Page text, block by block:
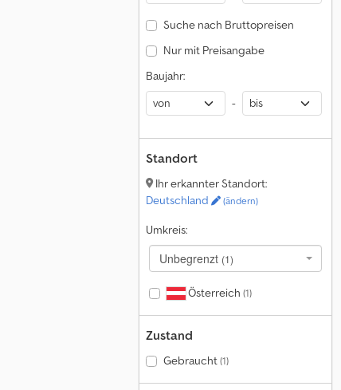
Suche nach Bruttopreisen
Nur mit Preisangabe
Baujahr:
-
Standort
Ihr erkannter Standort:
Deutschland
(ändern)
Umkreis:
Unbegrenzt (1)
Österreich (1)
Zustand
Gebraucht(1)